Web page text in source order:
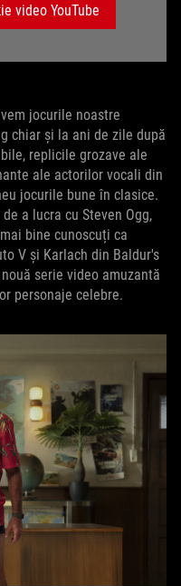
video YouTube
jocurile noastre
chiar și la ani de zile după
replicile grozave ale
ale actorilor vocali din
jocurile bune în clasice.
a lucra cu Steven Ogg,
bine cunoscuți ca
V și Karlach din Baldur's
serie video amuzantă
personaje celebre.